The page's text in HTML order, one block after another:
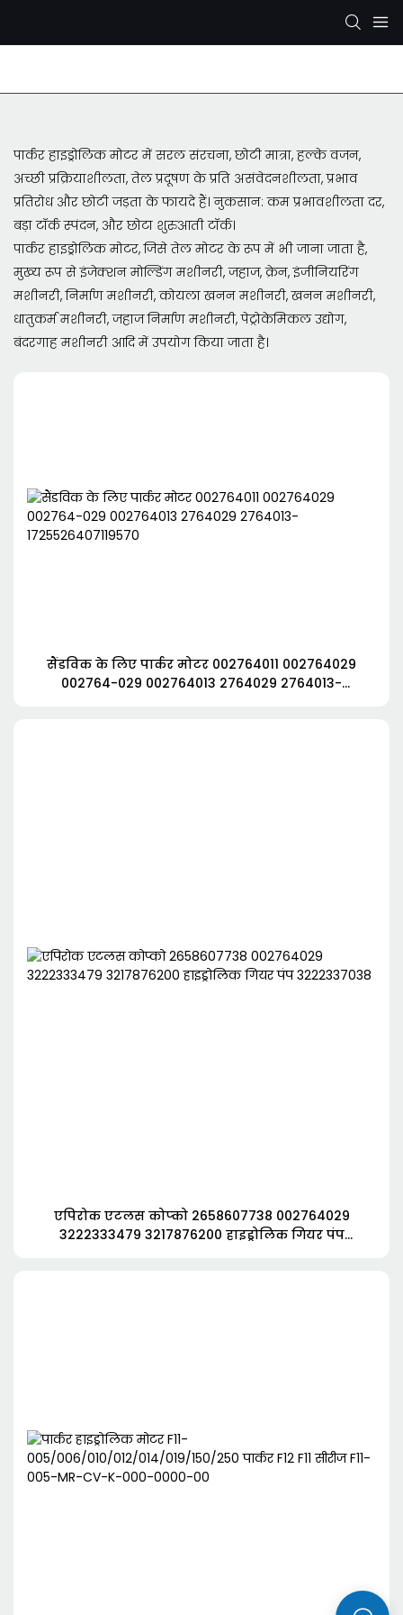
पार्कर हाइड्रोलिक मोटर में सरल संरचना, छोटी मात्रा, हल्के वजन,
अच्छी प्रक्रियाशीलता, तेल प्रदूषण के प्रति असंवेदनशीलता, प्रभाव
प्रतिरोध और छोटी जड़ता के फायदे हैं। नुकसान: कम प्रभावशीलता दर,
बड़ा टॉर्क स्पंदन, और छोटा शुरुआती टॉर्क।
पार्कर हाइड्रोलिक मोटर, जिसे तेल मोटर के रूप में भी जाना जाता है,
मुख्य रूप से इंजेक्शन मोल्डिंग मशीनरी, जहाज, क्रेन, इंजीनियरिंग
मशीनरी, निर्माण मशीनरी, कोयला खनन मशीनरी, खनन मशीनरी,
धातुकर्म मशीनरी, जहाज निर्माण मशीनरी, पेट्रोकेमिकल उद्योग,
बंदरगाह मशीनरी आदि में उपयोग किया जाता है।
सैंडविक के लिए पार्कर मोटर 002764011 002764029
002764-029 002764013 2764029 2764013-
एपिरोक एटलस कोप्को 2658607738 002764029
3222333479 3217876200 हाइड्रोलिक गियर पंप